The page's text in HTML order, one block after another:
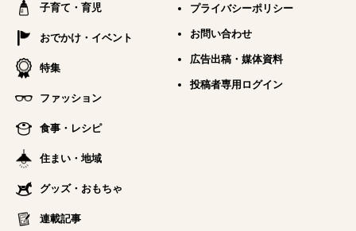
子育て・育児
おでかけ・イベント
特集
ファッション
食事・レシピ
住まい・地域
グッズ・おもちゃ
連載記事
プライバシーポリシー
お問い合わせ
広告出稿・媒体資料
投稿者専用ログイン